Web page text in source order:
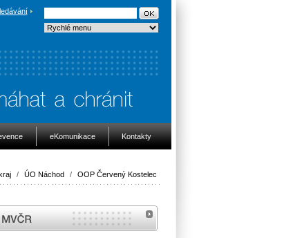
eKomunikace Kontakty
/ ÚO Náchod / OOP Červený Kostelec